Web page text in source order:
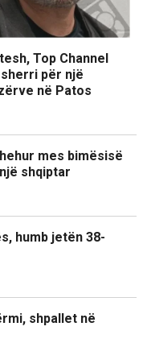
Top Channel
për një
në Patos
mes bimësisë
shqiptar
humb jetën 38-
shpallet në